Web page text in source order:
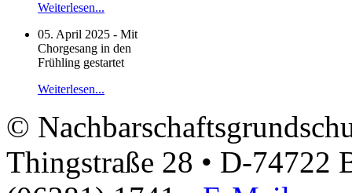
Weiterlesen...
05. April 2025 - Mit
Chorgesang in den
Frühling gestartet
Weiterlesen...
©
Thingstraße 28 • D-74722